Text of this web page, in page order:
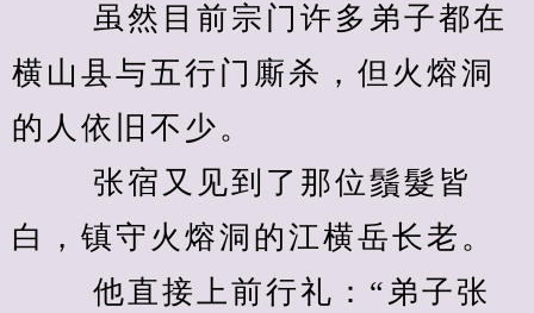
虽然目前宗门许多弟子都在
横山县与五行门廝杀，但火熔洞
的人依旧不少。
张宿又见到了那位鬚髮皆
白，镇守火熔洞的江横岳长老。
他直接上前行礼：“弟子张